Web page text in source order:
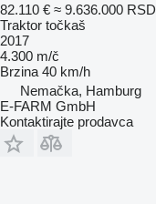
82.110 € ≈ 9.636.000 RSD
Traktor točkaš
2017
4.300 m/č
Brzina 40 km/h
Nemačka, Hamburg
E-FARM GmbH
Kontaktirajte prodavca